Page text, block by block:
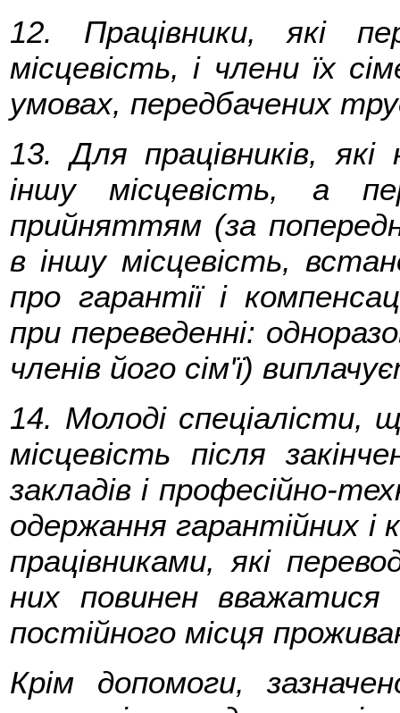
12. Працівники, які
місцевість, і члени їх
умовах, передбачених
13. Для працівників,
іншу місцевість, а
прийняттям (за
в іншу місцевість,
про гарантії і
при переведенні:
членів його сім'ї)
14. Молоді спеціалісти,
місцевість після
закладів і професійно-
одержання гарантійних і
працівниками, які
них повинен
постійного місця
Крім допомоги,